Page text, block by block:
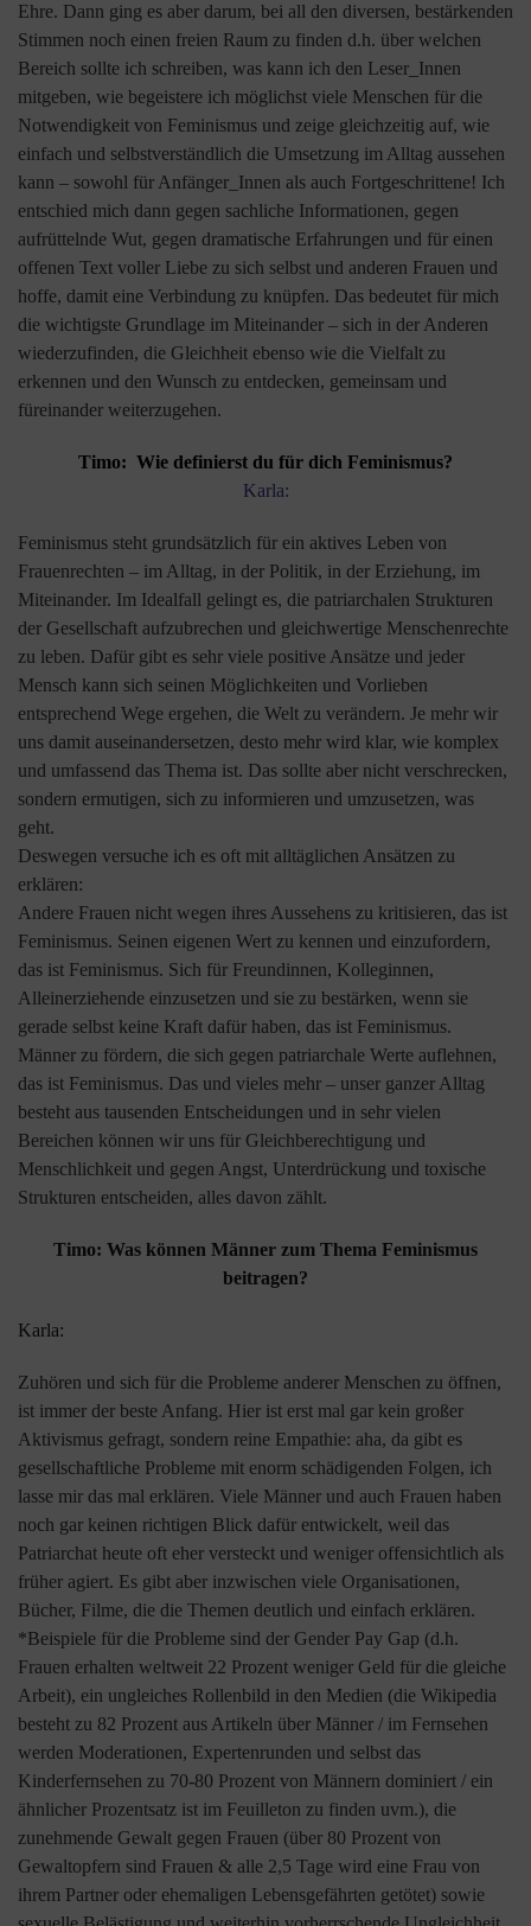
Ehre. Dann ging es aber darum, bei all den diversen, bestärkenden
Stimmen noch einen freien Raum zu finden d.h. über welchen
Bereich sollte ich schreiben, was kann ich den Leser_Innen
mitgeben, wie begeistere ich möglichst viele Menschen für die
Notwendigkeit von Feminismus und zeige gleichzeitig auf, wie
einfach und selbstverständlich die Umsetzung im Alltag aussehen
kann – sowohl für Anfänger_Innen als auch Fortgeschrittene! Ich
entschied mich dann gegen sachliche Informationen, gegen
aufrüttelnde Wut, gegen dramatische Erfahrungen und für einen
offenen Text voller Liebe zu sich selbst und anderen Frauen und
hoffe, damit eine Verbindung zu knüpfen. Das bedeutet für mich
die wichtigste Grundlage im Miteinander – sich in der Anderen
wiederzufinden, die Gleichheit ebenso wie die Vielfalt zu
erkennen und den Wunsch zu entdecken, gemeinsam und
füreinander weiterzugehen.
Timo: Wie definierst du für dich Feminismus?
Karla:
Feminismus steht grundsätzlich für ein aktives Leben von
Frauenrechten – im Alltag, in der Politik, in der Erziehung, im
Miteinander. Im Idealfall gelingt es, die patriarchalen Strukturen
der Gesellschaft aufzubrechen und gleichwertige Menschenrechte
zu leben. Dafür gibt es sehr viele positive Ansätze und jeder
Mensch kann sich seinen Möglichkeiten und Vorlieben
entsprechend Wege ergehen, die Welt zu verändern. Je mehr wir
uns damit auseinandersetzen, desto mehr wird klar, wie komplex
und umfassend das Thema ist. Das sollte aber nicht verschrecken,
sondern ermutigen, sich zu informieren und umzusetzen, was
geht.
Deswegen versuche ich es oft mit alltäglichen Ansätzen zu
erklären:
Andere Frauen nicht wegen ihres Aussehens zu kritisieren, das ist
Feminismus. Seinen eigenen Wert zu kennen und einzufordern,
das ist Feminismus. Sich für Freundinnen, Kolleginnen,
Alleinerziehende einzusetzen und sie zu bestärken, wenn sie
gerade selbst keine Kraft dafür haben, das ist Feminismus.
Männer zu fördern, die sich gegen patriarchale Werte auflehnen,
das ist Feminismus. Das und vieles mehr – unser ganzer Alltag
besteht aus tausenden Entscheidungen und in sehr vielen
Bereichen können wir uns für Gleichberechtigung und
Menschlichkeit und gegen Angst, Unterdrückung und toxische
Strukturen entscheiden, alles davon zählt.
Timo: Was können Männer zum Thema Feminismus
beitragen?
Karla:
Zuhören und sich für die Probleme anderer Menschen zu öffnen,
ist immer der beste Anfang. Hier ist erst mal gar kein großer
Aktivismus gefragt, sondern reine Empathie: aha, da gibt es
gesellschaftliche Probleme mit enorm schädigenden Folgen, ich
lasse mir das mal erklären. Viele Männer und auch Frauen haben
noch gar keinen richtigen Blick dafür entwickelt, weil das
Patriarchat heute oft eher versteckt und weniger offensichtlich als
früher agiert. Es gibt aber inzwischen viele Organisationen,
Bücher, Filme, die die Themen deutlich und einfach erklären.
*Beispiele für die Probleme sind der Gender Pay Gap (d.h.
Frauen erhalten weltweit 22 Prozent weniger Geld für die gleiche
Arbeit), ein ungleiches Rollenbild in den Medien (die Wikipedia
besteht zu 82 Prozent aus Artikeln über Männer / im Fernsehen
werden Moderationen, Expertenrunden und selbst das
Kinderfernsehen zu 70-80 Prozent von Männern dominiert / ein
ähnlicher Prozentsatz ist im Feuilleton zu finden uvm.), die
zunehmende Gewalt gegen Frauen (über 80 Prozent von
Gewaltopfern sind Frauen & alle 2,5 Tage wird eine Frau von
ihrem Partner oder ehemaligen Lebensgefährten getötet) sowie